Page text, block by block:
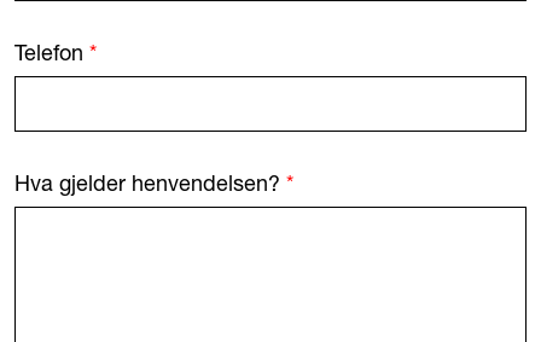
Telefon *
Hva gjelder henvendelsen? *